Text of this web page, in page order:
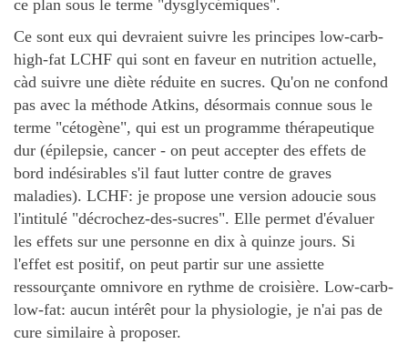
ce plan sous le terme "dysglycémiques".
Ce sont eux qui devraient suivre les principes low-carb-
high-fat LCHF qui sont en faveur en nutrition actuelle,
càd suivre une diète réduite en sucres. Qu'on ne confond
pas avec la méthode Atkins, désormais connue sous le
terme "cétogène", qui est un programme thérapeutique
dur (épilepsie, cancer - on peut accepter des effets de
bord indésirables s'il faut lutter contre de graves
maladies). LCHF: je propose une version adoucie sous
l'intitulé "décrochez-des-sucres". Elle permet d'évaluer
les effets sur une personne en dix à quinze jours. Si
l'effet est positif, on peut partir sur une assiette
ressourçante omnivore en rythme de croisière. Low-carb-
low-fat: aucun intérêt pour la physiologie, je n'ai pas de
cure similaire à proposer.